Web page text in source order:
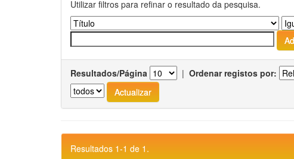
Utilizar filtros para refinar o resultado da pesquisa.
Resultados/Página | Ordenar registos por:
Resultados 1-1 de 1.